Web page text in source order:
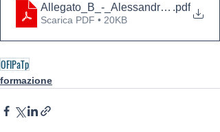
Allegato_B_-_Alessandria_-.pdf
Scarica PDF • 20KB
OFIPaTp
formazione